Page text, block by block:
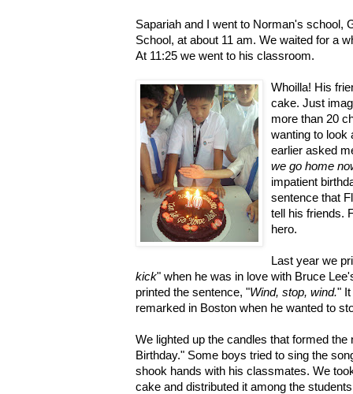
Sapariah and I went to Norman's school,
School, at about 11 am. We waited for a
At 11:25 we went to his classroom.
Whoilla! His
cake. Just
more than 20
wanting to look
earlier asked
we go home
impatient
sentence that
tell his friends.
hero.
Last year we
kick" when he was in love with Bruce
printed the sentence, "Wind, stop, wind."
remarked in Boston when he wanted to
We lighted up the candles that formed
Birthday." Some boys tried to sing the
shook hands with his classmates. We
cake and distributed it among the